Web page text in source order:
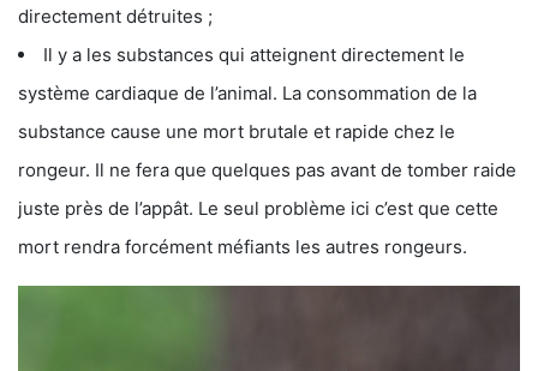
directement détruites ;
Il y a les substances qui atteignent directement le
système cardiaque de l’animal. La consommation de la
substance cause une mort brutale et rapide chez le
rongeur. Il ne fera que quelques pas avant de tomber raide
juste près de l’appât. Le seul problème ici c’est que cette
mort rendra forcément méfiants les autres rongeurs.